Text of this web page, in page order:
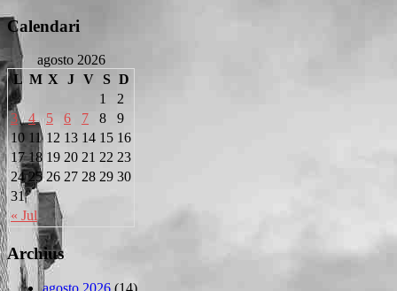
Calendari
agosto 2026
L M X J V S D
« Jul
1
2
3
4 5 6 7 8
9
10 11 12 13 14 15 16
17 18 19 20 21 22 23
24 25 26 27 28 29 30
31
Archius
agosto 2026 (14)